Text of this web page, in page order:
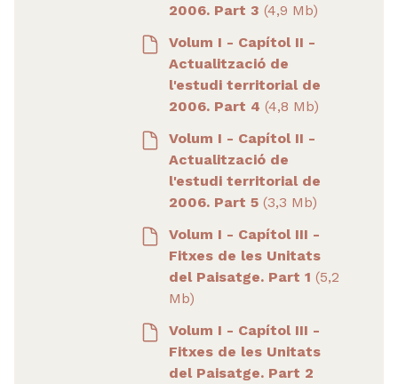
2006. Part 3 (4,9 Mb)
Volum I - Capítol II -
Actualització de
l'estudi territorial de
2006. Part 4 (4,8 Mb)
Volum I - Capítol II -
Actualització de
l'estudi territorial de
2006. Part 5 (3,3 Mb)
Volum I - Capítol III -
Fitxes de les Unitats
del Paisatge. Part 1 (5,2
Mb)
Volum I - Capítol III -
Fitxes de les Unitats
del Paisatge. Part 2